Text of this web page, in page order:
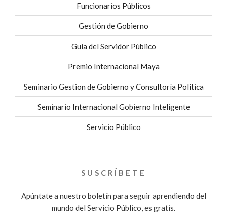
Funcionarios Públicos
Gestión de Gobierno
Guía del Servidor Público
Premio Internacional Maya
Seminario Gestion de Gobierno y Consultoría Política
Seminario Internacional Gobierno Inteligente
Servicio Público
SUSCRÍBETE
Apúntate a nuestro boletín para seguir aprendiendo del
mundo del Servicio Público, es gratis.